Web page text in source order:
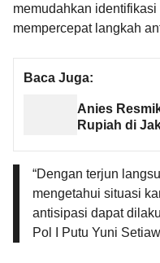
memudahkan
mempercepat langkah
Baca Juga:
Anies
Rupiah di
“Dengan terjun
mengetahui situasi
antisipasi dapat
Pol I Putu Yuni